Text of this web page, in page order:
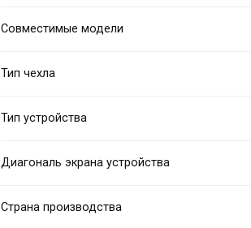
Совместимые модели
Тип чехла
Тип устройства
Диагональ экрана устройства
Страна производства